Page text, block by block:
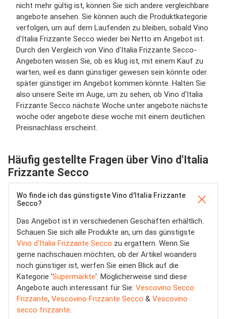
nicht mehr gültig ist, können Sie sich andere vergleichbare
angebote ansehen. Sie können auch die Produktkategorie
verfolgen, um auf dem Laufenden zu bleiben, sobald Vino
d'Italia Frizzante Secco wieder bei Netto im Angebot ist.
Durch den Vergleich von Vino d'Italia Frizzante Secco-
Angeboten wissen Sie, ob es klug ist, mit einem Kauf zu
warten, weil es dann günstiger gewesen sein könnte oder
später günstiger im Angebot kommen könnte. Halten Sie
also unsere Seite im Auge, um zu sehen, ob Vino d'Italia
Frizzante Secco nächste Woche unter angebote nächste
woche oder angebote diese woche mit einem deutlichen
Preisnachlass erscheint.
Häufig gestellte Fragen über Vino d'Italia
Frizzante Secco
Wo finde ich das günstigste Vino d'Italia Frizzante
Secco?
Das Angebot ist in verschiedenen Geschäften erhältlich.
Schauen Sie sich alle Produkte an, um das günstigste
Vino d'Italia Frizzante Secco zu ergattern. Wenn Sie
gerne nachschauen möchten, ob der Artikel woanders
noch günstiger ist, werfen Sie einen Blick auf die
Kategorie 'Supermärkte'. Möglicherweise sind diese
Angebote auch interessant für Sie: Vescovino Secco
Frizzante, Vescovino Frizzante Secco & Vescovino
secco frizzante.